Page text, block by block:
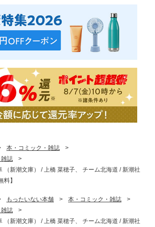
本・コミック・雑誌
>
誌
>
（新潮文庫） / 上橋 菜穂子、 チーム北海道 / 新潮社
料】
もったいない本舗 > 本・コミック・雑誌
>
誌
>
（新潮文庫） / 上橋 菜穂子、 チーム北海道 / 新潮社